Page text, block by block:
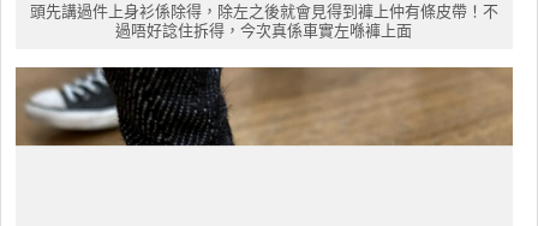
頭先講過件上身衫係除得，除左之後就會見得到褲上仲有條皮帶！不
過唔好諗住拆得，今次真係車實左喺褲上面